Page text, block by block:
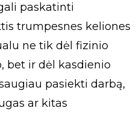
paskatinti
trumpesnes keliones
ne tik dėl fizinio
bet ir dėl kasdienio
pasiekti darbą,
ar kitas